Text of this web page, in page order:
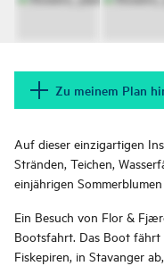
Zu meinem Plan
Auf dieser einzigartigen
Stränden, Teichen,
einjährigen
Ein Besuch von Flor &
Bootsfahrt. Das Boot fährt
Fiskepiren, in Stavanger